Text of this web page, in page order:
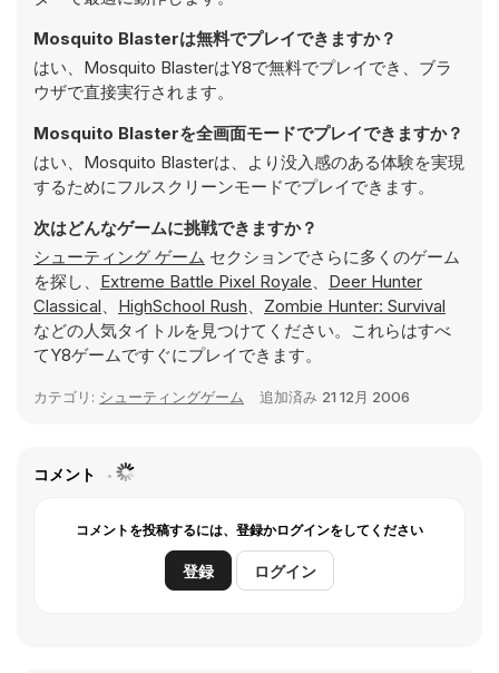
Mosquito Blasterは無料でプレイできますか？
はい、Mosquito BlasterはY8で無料でプレイでき、ブラ
ウザで直接実行されます。
Mosquito Blasterを全画面モードでプレイできますか？
はい、Mosquito Blasterは、より没入感のある体験を実現
するためにフルスクリーンモードでプレイできます。
次はどんなゲームに挑戦できますか？
シューティング ゲーム セクションでさらに多くのゲーム
を探し、 Extreme Battle Pixel Royale、 Deer Hunter
Classical、 HighSchool Rush、 Zombie Hunter: Survival
などの人気タイトルを見つけてください。これらはすべ
てY8ゲームですぐにプレイできます。
カテゴリ: シューティングゲーム 追加済み 21 12月 2006
コメント
コメントを投稿するには、登録かログインをしてください
登録 ログイン